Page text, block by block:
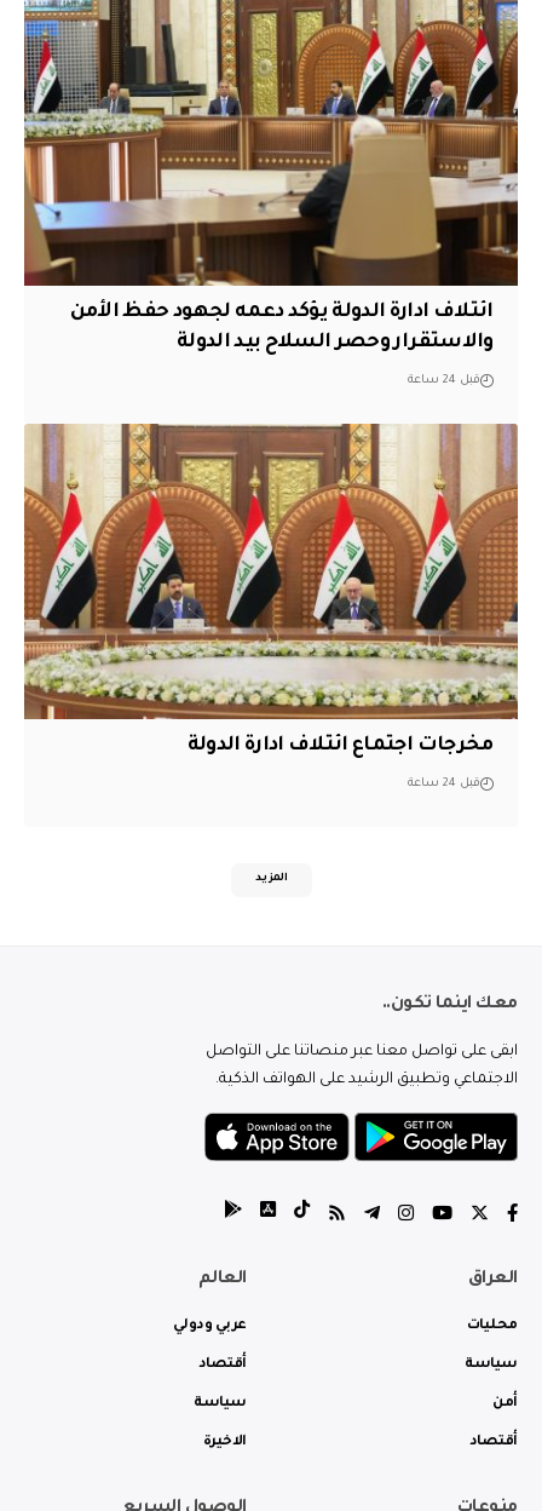
ائتلاف ادارة الدولة يؤكد دعمه لجهود حفظ الأمن
والاستقرار وحصر السلاح بيد الدولة
قبل 24 ساعة
مخرجات اجتماع ائتلاف ادارة الدولة
قبل 24 ساعة
المزيد
معك اينما تكون..
ابقى على تواصل معنا عبر منصاتنا على التواصل
الاجتماعي وتطبيق الرشيد على الهواتف الذكية.
العراق
محليات
سياسة
أمن
أقتصاد
العالم
عربي ودولي
أقتصاد
سياسة
الاخيرة